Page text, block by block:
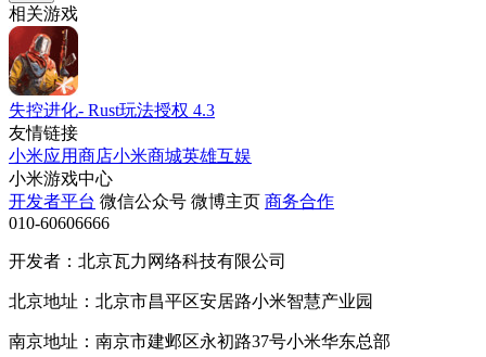
相关游戏
失控进化- Rust玩法授权 4.3
友情链接
小米应用商店小米商城英雄互娱
小米游戏中心
开发者平台 微信公众号 微博主页 商务合作
010-60606666
开发者：北京瓦力网络科技有限公司
北京地址：北京市昌平区安居路小米智慧产业园
南京地址：南京市建邺区永初路37号小米华东总部